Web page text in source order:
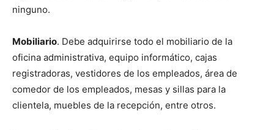
ninguno.
Mobiliario. Debe adquirirse todo el mobiliario de la
oficina administrativa, equipo informático, cajas
registradoras, vestidores de los empleados, área de
comedor de los empleados, mesas y sillas para la
clientela, muebles de la recepción, entre otros.